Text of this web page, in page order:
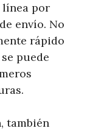
línea por
envío. No
rápido
puede
también